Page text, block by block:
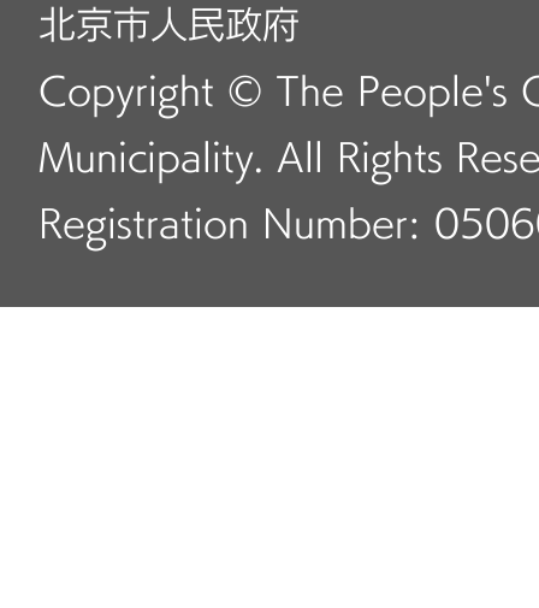
北京市人民政府
Copyright © The People's
Municipality. All Rights
Registration Number: